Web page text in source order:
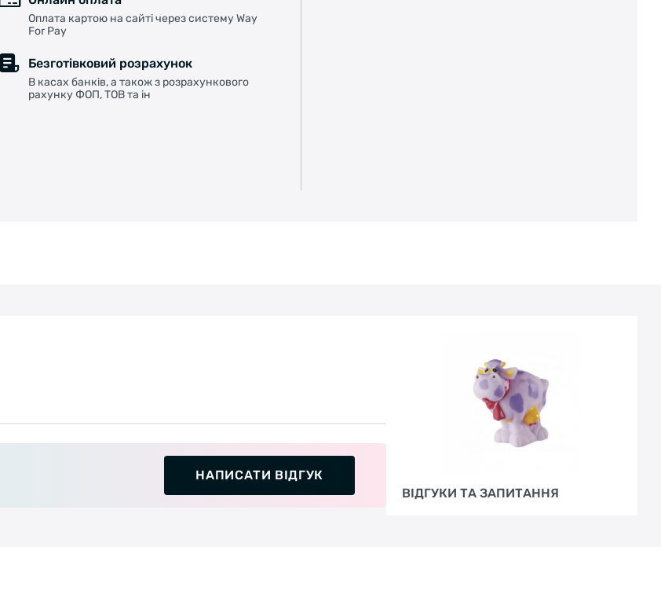
Оплата картою на сайті через систему Way
For Pay
Безготівковий розрахунок
В касах банків, а також з розрахункового
рахунку ФОП, ТОВ та ін
НАПИСАТИ ВІДГУК
ВІДГУКИ ТА ЗАПИТАННЯ